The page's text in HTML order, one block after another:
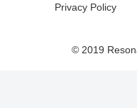
Privacy Policy
© 2019